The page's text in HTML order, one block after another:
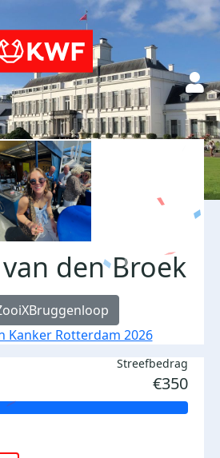
den Broek
Kanker Rotterdam 2026
Streefbedrag
€350